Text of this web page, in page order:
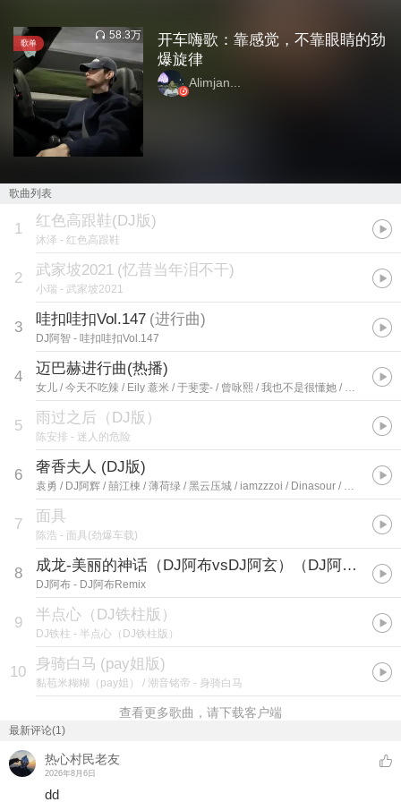
歌单
58.3万
开车嗨歌：靠感觉，不靠眼睛的劲
爆旋律
Alimjan...
歌曲列表
1 红色高跟鞋(DJ版)
沐泽 - 红色高跟鞋
2 武家坡2021 (忆昔当年泪不干)
小瑞 - 武家坡2021
3 哇扣哇扣Vol.147 (进行曲)
DJ阿智 - 哇扣哇扣Vol.147
4 迈巴赫进行曲(热播)
女儿 / 今天不吃辣 / Eily 薏米 / 于斐雯- / 曾咏熙 / 我也不是很懂她 / 瑾言 / 娜娜有点甜 / 第一眼@ / 困兮兮_Y2 / 歪歪 / 小冬瓜 / 天天_Zy2 / 宜典 / 爱笑的晴天 / 17岁 / 失眠的不眠猫
5 雨过之后（DJ版）
陈安排 - 迷人的危险
6 奢香夫人 (DJ版)
袁勇 / DJ阿辉 / 囍江棟 / 薄荷绿 / 黑云压城 / iamzzzoi / Dinasour / 奶芙小杨. / 十二噜噜噜 / 完全是的范德萨 / 橙子 / 无法遗忘 / 香蕉牛奶 / 小民 / 一碗稀饭 / BBL / 徐师傅 / killyou9931 / 妡妡 / 奇奇怪怪
7 面具
陈浩 - 面具(劲爆车载)
8 成龙-美丽的神话（DJ阿布vsDJ阿玄）（DJ阿布 remix）
DJ阿布 - DJ阿布Remix
9 半点心（DJ铁柱版）
DJ铁柱 - 半点心（DJ铁柱版）
10 身骑白马 (pay姐版)
黏苞米糊糊（pay姐） / 潮音铭帝 - 身骑白马
查看更多歌曲，请下载客户端
最新评论(1)
热心村民老友
2026年8月6日
dd